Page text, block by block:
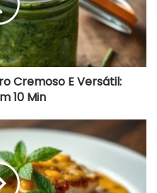
Cremoso E Versátil:
10 Min